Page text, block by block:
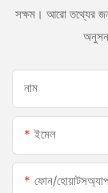
সক্ষম। আরো তথ্যের
নাম
ইমেল
ফোন/হোয়াটসঅ্যাপ